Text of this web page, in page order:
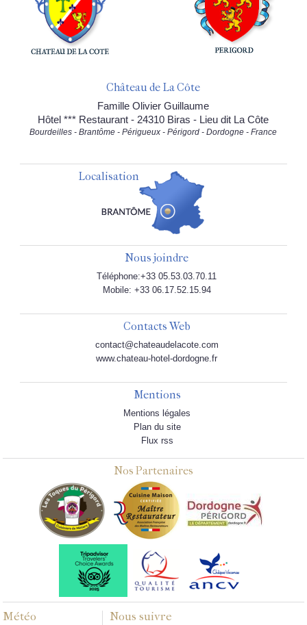
Château de La Côte
Famille Olivier Guillaume
Hôtel *** Restaurant - 24310 Biras - Lieu dit La Côte
Bourdeilles - Brantôme - Périgueux - Périgord - Dordogne - France
Localisation
Nous joindre
Téléphone:+33 05.53.03.70.11
Mobile: +33 06.17.52.15.94
Contacts Web
contact@chateaudelacote.com
www.chateau-hotel-dordogne.fr
Mentions
Mentions légales
Plan du site
Flux rss
Nos Partenaires
Météo Nous suivre